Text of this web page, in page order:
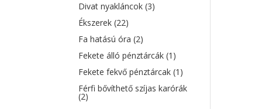
Divat nyakláncok(3)
Ékszerek(22)
Fa hatású óra(2)
Fekete álló pénztárcák(1)
Fekete fekvő pénztárcak(1)
Férfi bővíthető szíjas karórák
(2)